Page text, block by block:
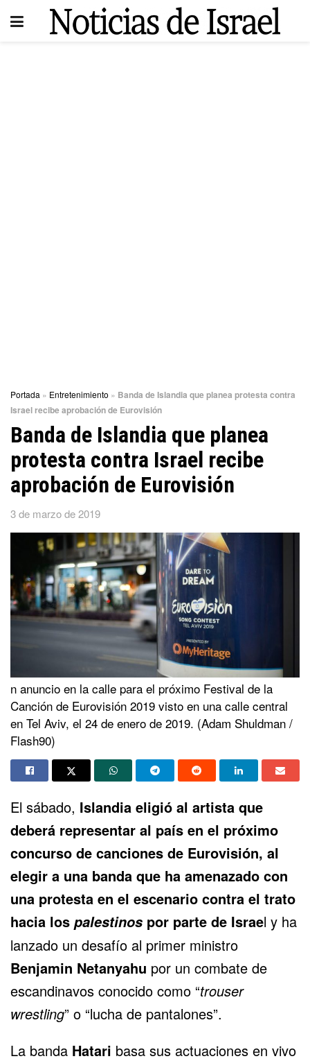
Portada » Entretenimiento » Banda de Islandia que planea protesta contra
Israel recibe aprobación de Eurovisión
Banda de Islandia que planea
protesta contra Israel recibe
aprobación de Eurovisión
3 de marzo de 2019
n anuncio en la calle para el próximo Festival de la
Canción de Eurovisión 2019 visto en una calle central
en Tel Aviv, el 24 de enero de 2019. (Adam Shuldman /
Flash90)
El sábado, Islandia eligió al artista que
deberá representar al país en el próximo
concurso de canciones de Eurovisión, al
elegir a una banda que ha amenazado con
una protesta en el escenario contra el trato
hacia los palestinos por parte de Israel y ha
lanzado un desafío al primer ministro
Benjamin Netanyahu por un combate de
escandinavos conocido como “trouser
wrestling” o “lucha de pantalones”.
La banda Hatari basa sus actuaciones en vivo